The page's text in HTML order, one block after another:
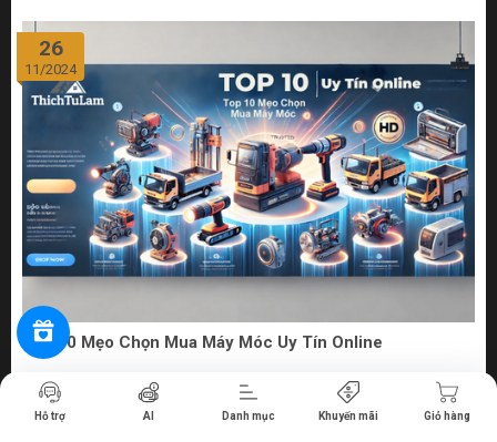
26
11/2024
Top 10 Mẹo Chọn Mua Máy Móc Uy Tín Online
Bước vào thế giới số hóa ngày nay, việc mua sắm máy móc
từ các cửa hàng bán máy móc online uy tín không chỉ đem lại
Tiến hành thanh toán
Hỗ trợ AI Danh mục Khuyến mãi Giỏ hàng